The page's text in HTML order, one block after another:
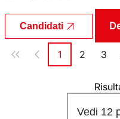
Candidati
Paginazione
Pagina
1 Pagina
2 3
Vedi 12